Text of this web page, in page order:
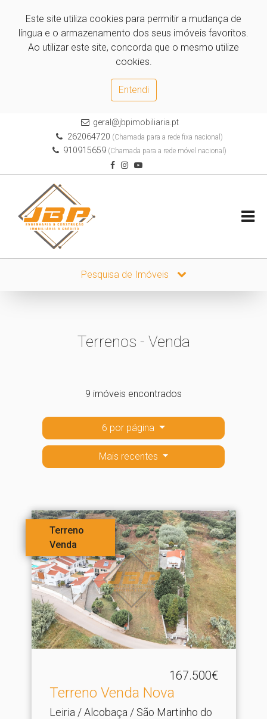
Este site utiliza cookies para permitir a mudança de
língua e o armazenamento dos seus imóveis favoritos.
Ao utilizar este site, concorda que o mesmo utilize
cookies.
Entendi
geral@jbpimobiliaria.pt
262064720 (Chamada para a rede fixa nacional)
910915659 (Chamada para a rede móvel nacional)
Pesquisa de Imóveis
Terrenos - Venda
9 imóveis encontrados
6 por página
Mais recentes
Terreno
Venda
167.500€
Terreno Venda Nova
Leiria / Alcobaça / São Martinho do